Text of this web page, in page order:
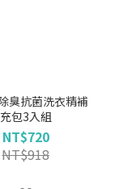
臭抗菌洗衣精補
充包3入組
NT$720
NT$918